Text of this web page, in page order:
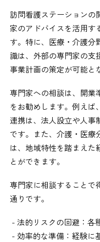
訪問看護ステーションの
家のアドバイスを活用す
す。特に、医療・介護分
識は、外部の専門家の支
事業計画の策定が可能と
専門家への相談は、開業
をお勧めします。例えば
連携は、法人設立や人事
です。また、介護・医療
は、地域特性を踏まえた
とができます。
専門家に相談することで
通りです。
- 法的リスクの回避：各
- 効率的な準備：経験に